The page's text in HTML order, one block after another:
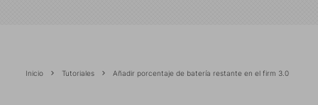
Inicio Tutoriales Añadir porcentaje de batería restante en el firm 3.0